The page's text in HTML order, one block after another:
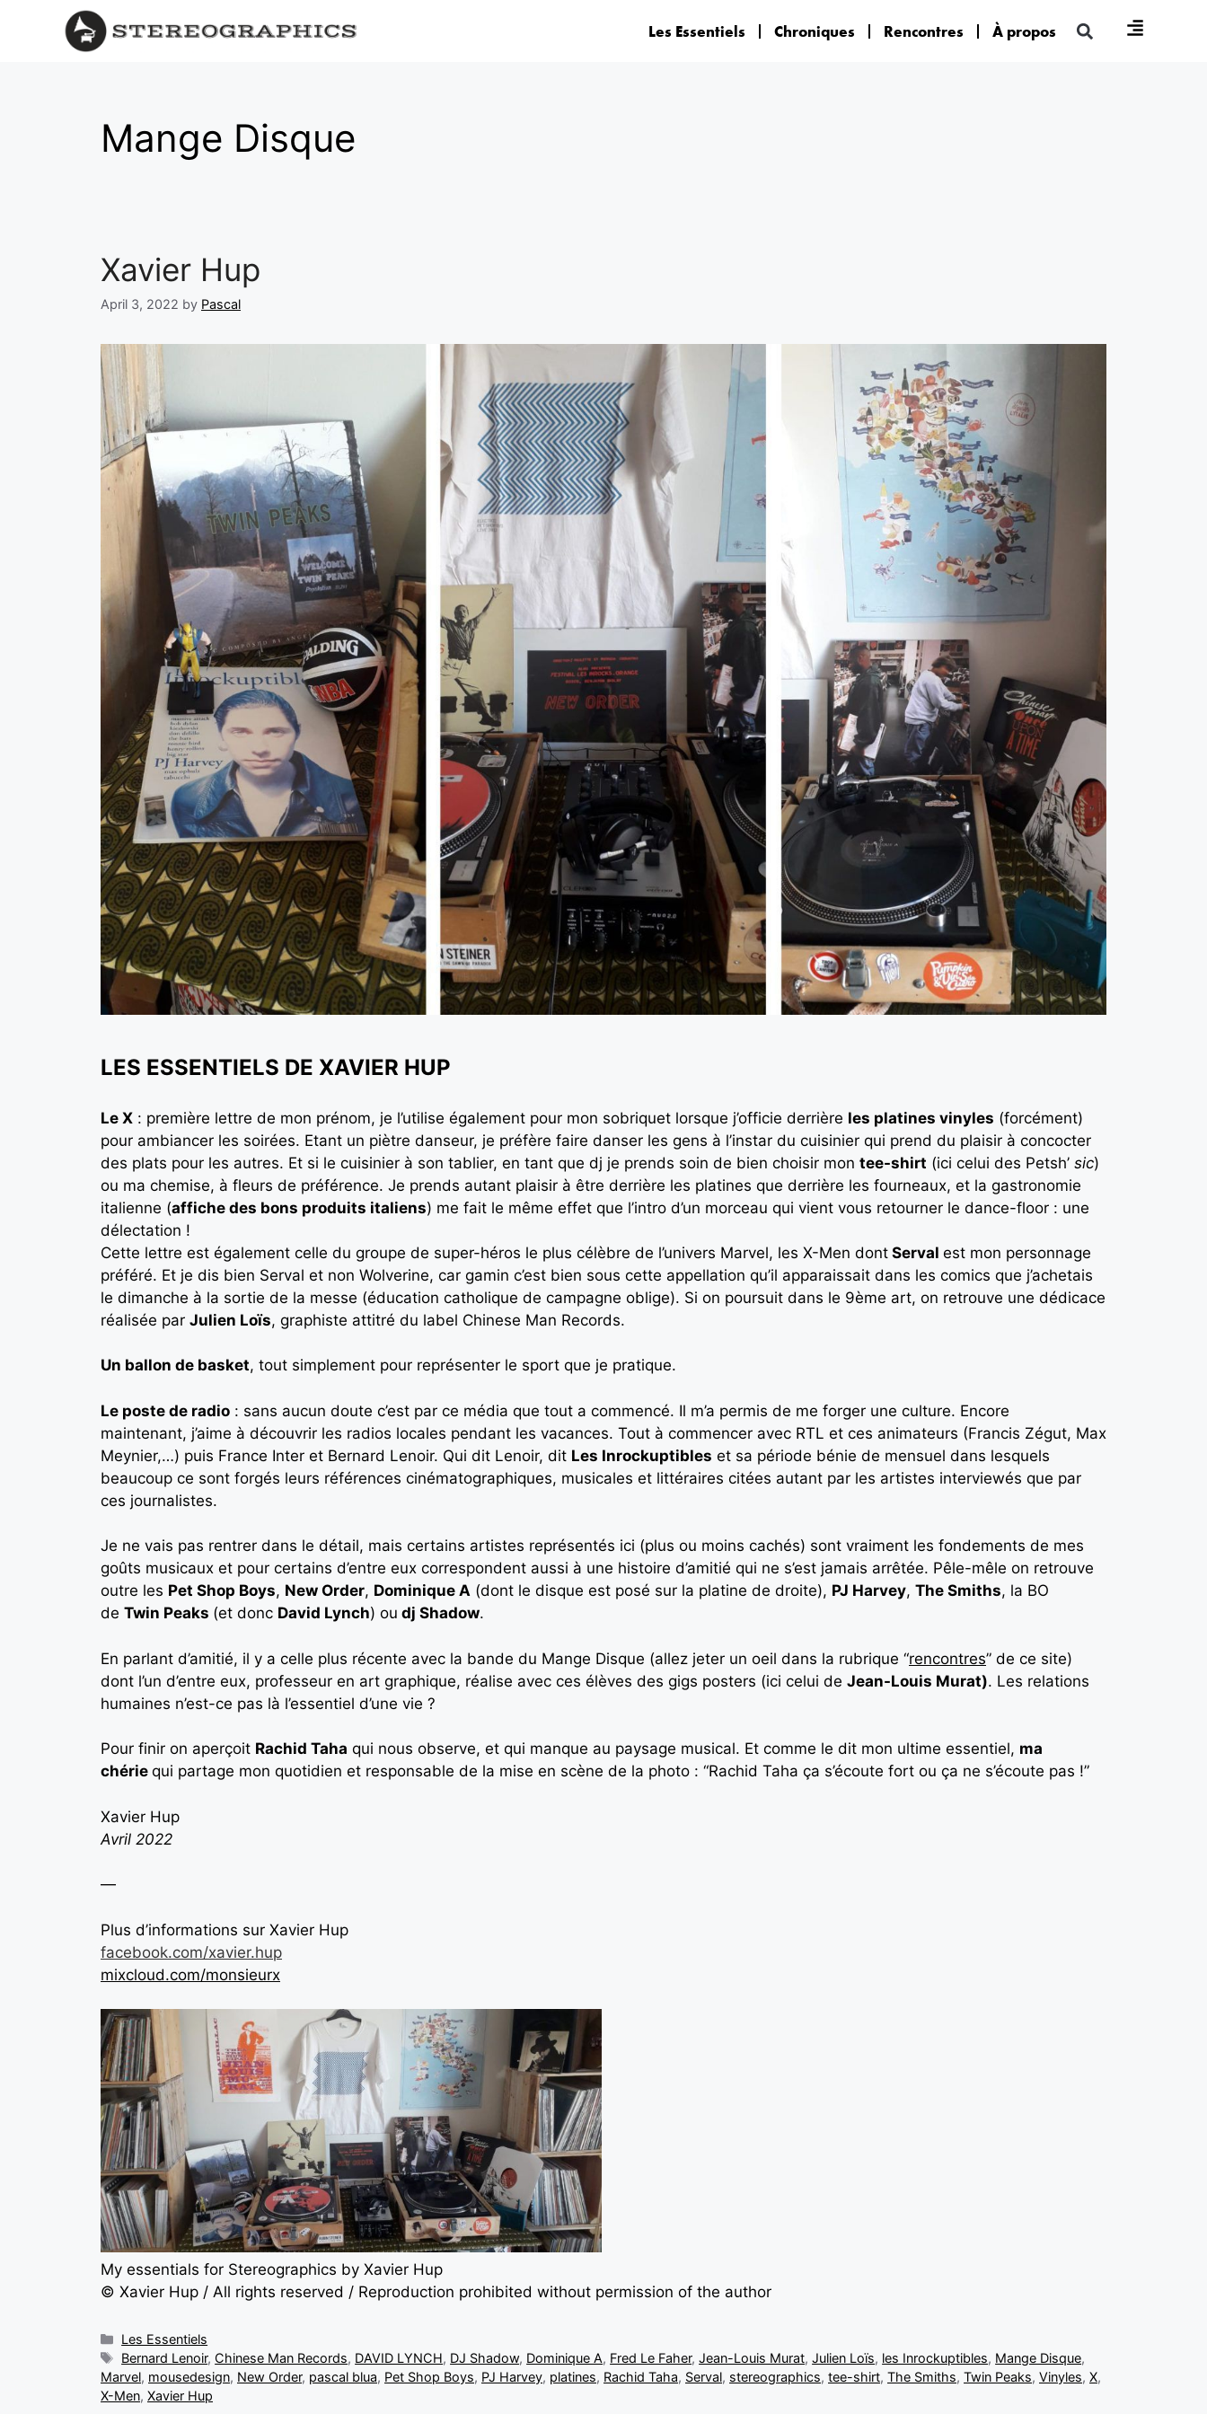
Les Essentiels Chroniques Rencontres À propos
Mange Disque
Xavier Hup
April 3, 2022 by Pascal
LES ESSENTIELS DE XAVIER HUP
Le X : première lettre de mon prénom, je l’utilise également pour mon sobriquet lorsque j’officie derrière les platines vinyles (forcément)
pour ambiancer les soirées. Etant un piètre danseur, je préfère faire danser les gens à l’instar du cuisinier qui prend du plaisir à concocter
des plats pour les autres. Et si le cuisinier à son tablier, en tant que dj je prends soin de bien choisir mon tee-shirt (ici celui des Petsh’ sic)
ou ma chemise, à fleurs de préférence. Je prends autant plaisir à être derrière les platines que derrière les fourneaux, et la gastronomie
italienne (affiche des bons produits italiens) me fait le même effet que l’intro d’un morceau qui vient vous retourner le dance-floor : une
délectation !
Cette lettre est également celle du groupe de super-héros le plus célèbre de l’univers Marvel, les X-Men dont Serval est mon personnage
préféré. Et je dis bien Serval et non Wolverine, car gamin c’est bien sous cette appellation qu’il apparaissait dans les comics que j’achetais
le dimanche à la sortie de la messe (éducation catholique de campagne oblige). Si on poursuit dans le 9ème art, on retrouve une dédicace
réalisée par Julien Loïs, graphiste attitré du label Chinese Man Records.
Un ballon de basket, tout simplement pour représenter le sport que je pratique.
Le poste de radio : sans aucun doute c’est par ce média que tout a commencé. Il m’a permis de me forger une culture. Encore
maintenant, j’aime à découvrir les radios locales pendant les vacances. Tout à commencer avec RTL et ces animateurs (Francis Zégut, Max
Meynier,…) puis France Inter et Bernard Lenoir. Qui dit Lenoir, dit Les Inrockuptibles et sa période bénie de mensuel dans lesquels
beaucoup ce sont forgés leurs références cinématographiques, musicales et littéraires citées autant par les artistes interviewés que par
ces journalistes.
Je ne vais pas rentrer dans le détail, mais certains artistes représentés ici (plus ou moins cachés) sont vraiment les fondements de mes
goûts musicaux et pour certains d’entre eux correspondent aussi à une histoire d’amitié qui ne s’est jamais arrêtée. Pêle-mêle on retrouve
outre les Pet Shop Boys, New Order, Dominique A (dont le disque est posé sur la platine de droite), PJ Harvey, The Smiths, la BO
de Twin Peaks (et donc David Lynch) ou dj Shadow.
En parlant d’amitié, il y a celle plus récente avec la bande du Mange Disque (allez jeter un oeil dans la rubrique “rencontres” de ce site)
dont l’un d’entre eux, professeur en art graphique, réalise avec ces élèves des gigs posters (ici celui de Jean-Louis Murat). Les relations
humaines n’est-ce pas là l’essentiel d’une vie ?
Pour finir on aperçoit Rachid Taha qui nous observe, et qui manque au paysage musical. Et comme le dit mon ultime essentiel, ma
chérie qui partage mon quotidien et responsable de la mise en scène de la photo : “Rachid Taha ça s’écoute fort ou ça ne s’écoute pas !”
Xavier Hup
Avril 2022
—
Plus d’informations sur Xavier Hup
facebook.com/xavier.hup
mixcloud.com/monsieurx
My essentials for Stereographics by Xavier Hup
© Xavier Hup / All rights reserved / Reproduction prohibited without permission of the author
Les Essentiels
Bernard Lenoir, Chinese Man Records, DAVID LYNCH, DJ Shadow, Dominique A, Fred Le Faher,Jean-Louis Murat,Julien Loïs, les Inrockuptibles, Mange Disque,
Marvel, mousedesign, New Order, pascal blua, Pet Shop Boys, PJ Harvey, platines, Rachid Taha, Serval, stereographics, tee-shirt, The Smiths, Twin Peaks, Vinyles, X,
X-Men, Xavier Hup